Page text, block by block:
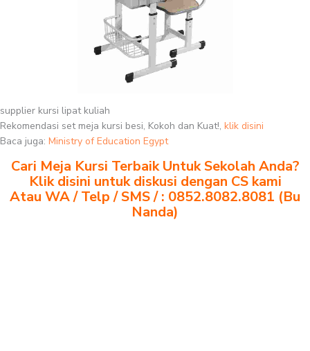
supplier kursi lipat kuliah
Rekomendasi set meja kursi besi, Kokoh dan Kuat!, klik disini
Baca juga: Ministry of Education Egypt
Cari Meja Kursi Terbaik Untuk Sekolah Anda?
Klik disini untuk diskusi dengan CS kami
Atau WA / Telp / SMS / : 0852.8082.8081 (Bu
Nanda)